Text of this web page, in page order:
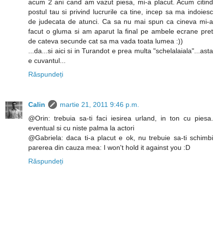
acum 2 ani cand am vazut piesa, mi-a placut. Acum citind
postul tau si privind lucrurile ca tine, incep sa ma indoiesc
de judecata de atunci. Ca sa nu mai spun ca cineva mi-a
facut o gluma si am aparut la final pe ambele ecrane pret
de cateva secunde cat sa ma vada toata lumea :))
...da...si aici si in Turandot e prea multa "schelalaiala"...asta
e cuvantul...
Răspundeți
Calin
martie 21, 2011 9:46 p.m.
@Orin: trebuia sa-ti faci iesirea urland, in ton cu piesa.
eventual si cu niste palma la actori
@Gabriela: daca ti-a placut e ok, nu trebuie sa-ti schimbi
parerea din cauza mea: I won't hold it against you :D
Răspundeți